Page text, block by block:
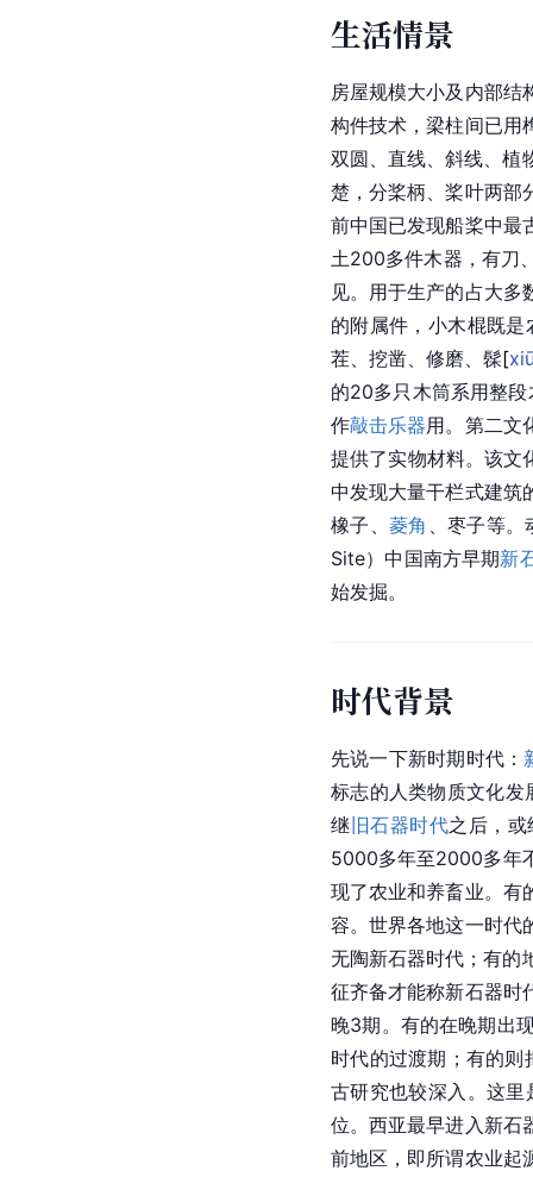
生活情景
房屋规模大小及内部结
构件技术，梁柱间已用
双圆、直线、斜线、植
楚，分桨柄、桨叶两部
前中国已发现船桨中最
土200多件木器，有刀
见。用于生产的占大
的附属件，小木棍既
茬、挖凿、修磨、髹[
的20多只木筒系用整
作敲击乐器用。第二文
提供了实物材料。该文
中发现大量干栏式建筑
橡子
菱角 枣子等。
Site）中国南方早期新
始发掘。
时代背景
先说一下新时期时代：
标志的人类物质文化发
继旧石器时代之后，或
5000多年至2000多年
现了农业和养畜业。有
容。世界各地这一时代
无陶新石器时代；有的
征齐备才能称新石器时
晚3期。有的在晚期出
时代的过渡期；有的则
古研究也较深入。这
位。西亚最早进入 新石
前地区，即所谓农业起